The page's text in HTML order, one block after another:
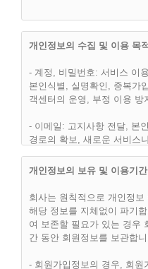
자의 권리 또는 의무 등 중
다.
(2) “핫슈머(hotsumer.com)”
는 이 약관을 변경할 수 있으
없이 이를 사전에 공지합니다.
(3) 이용고객은 변경된 약관
스" 이용을 중단하고, 이용
효력발생일 이후의 계속적
에 대한 이용고객의 동의로
제 3 조 (약관외 준칙)
개인정보의 수집 및 이용 목
- 계정, 비밀번호: 서비스 이
본인식별, 실명확인, 중복가
객센터의 운영, 부정 이용 방
- 이메일: 고지사항 전달, 본
경로의 확보, 새로운 서비스
인가 사용방지, 통계학적 분
- 그 외 선택항목: 개인맞춤
됩니다.
개인정보의 보유 및 이용기간
회사는 원칙적으로 개인정
해당 정보를 지체없이 파기
여 보존할 필요가 있는 경우
간 동안 회원정보를 보관합니
- 회원가입정보의 경우, 회원